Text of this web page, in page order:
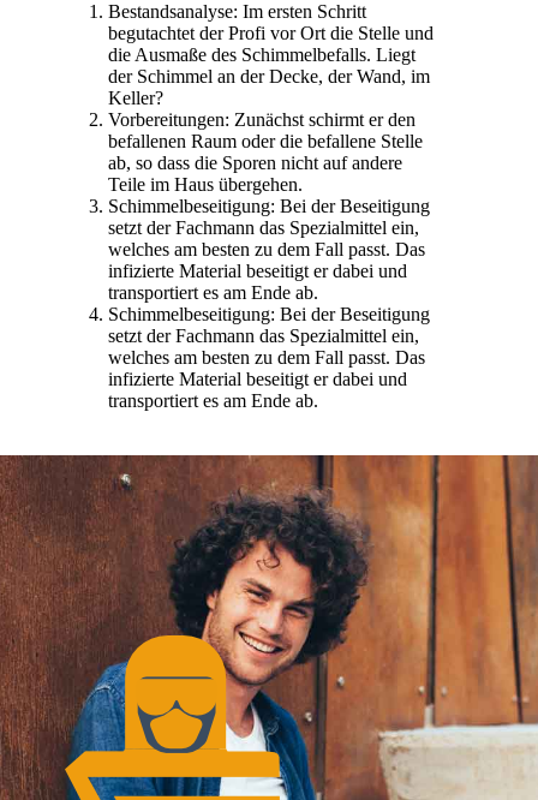
Bestandsanalyse: Im ersten Schritt
begutachtet der Profi vor Ort die Stelle und
die Ausmaße des Schimmelbefalls. Liegt
der Schimmel an der Decke, der Wand, im
Keller?
Vorbereitungen: Zunächst schirmt er den
befallenen Raum oder die befallene Stelle
ab, so dass die Sporen nicht auf andere
Teile im Haus übergehen.
Schimmelbeseitigung: Bei der Beseitigung
setzt der Fachmann das Spezialmittel ein,
welches am besten zu dem Fall passt. Das
infizierte Material beseitigt er dabei und
transportiert es am Ende ab.
Schimmelbeseitigung: Bei der Beseitigung
setzt der Fachmann das Spezialmittel ein,
welches am besten zu dem Fall passt. Das
infizierte Material beseitigt er dabei und
transportiert es am Ende ab.